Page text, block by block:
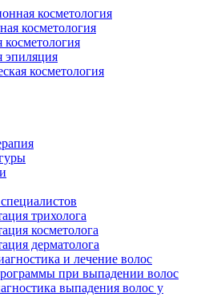
косметология
косметология
косметология
эпиляция
косметология
трихолога
косметолога
дерматолога
и лечение волос
при выпадении волос
выпадения волос у